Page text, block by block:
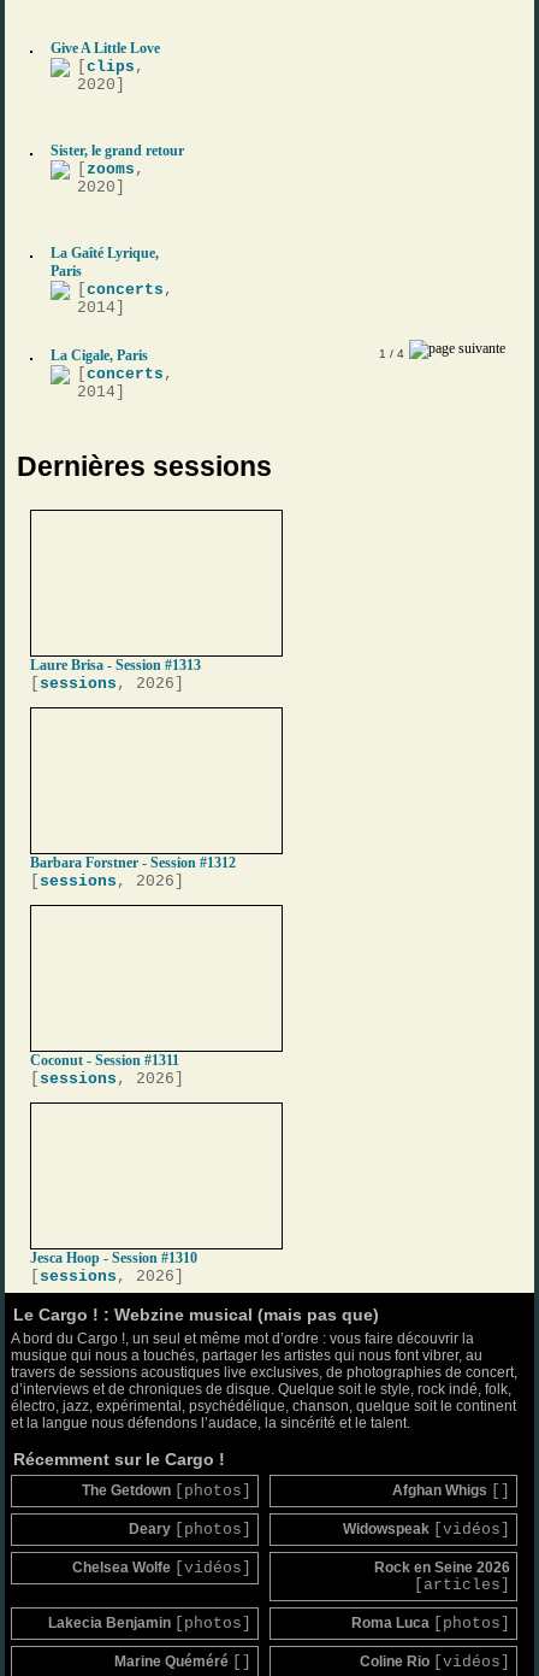
Give A Little Love
[clips ,
2020]
Sister, le grand retour
[zooms ,
2020]
La Gaîté Lyrique,
Paris
[concerts ,
2014]
La Cigale, Paris
[concerts ,
2014]
1 / 4
Dernières sessions
Laure Brisa - Session #1313
[ sessions , 2026]
Barbara Forstner - Session #1312
[ sessions , 2026]
Coconut - Session #1311
[ sessions , 2026]
Jesca Hoop - Session #1310
[ sessions , 2026]
Le Cargo ! : Webzine musical (mais pas que)
A bord du Cargo !, un seul et même mot d’ordre : vous faire découvrir la
musique qui nous a touchés, partager les artistes qui nous font vibrer, au
travers de sessions acoustiques live exclusives, de photographies de concert,
d’interviews et de chroniques de disque. Quelque soit le style, rock indé, folk,
électro, jazz, expérimental, psychédélique, chanson, quelque soit le continent
et la langue nous défendons l’audace, la sincérité et le talent.
Récemment sur le Cargo !
The Getdown [photos] Afghan Whigs []
Deary [photos] Widowspeak [vidéos]
Chelsea Wolfe [vidéos] Rock en Seine 2026
[articles]
Lakecia Benjamin [photos] Roma Luca [photos]
Marine Quéméré [] Coline Rio [vidéos]